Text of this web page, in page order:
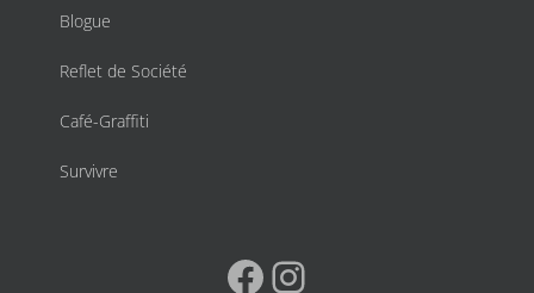
Blogue
Reflet de Société
Café-Graffiti
Survivre
Facebook